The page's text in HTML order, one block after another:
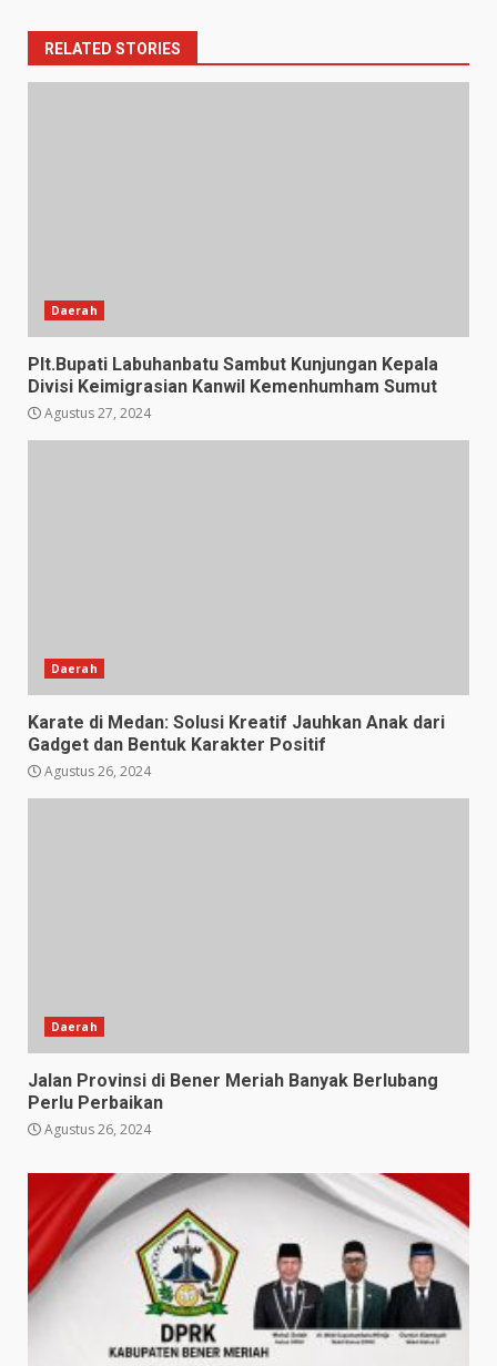
RELATED STORIES
Daerah
Plt.Bupati Labuhanbatu Sambut Kunjungan Kepala
Divisi Keimigrasian Kanwil Kemenhumham Sumut
Agustus 27, 2024
Daerah
Karate di Medan: Solusi Kreatif Jauhkan Anak dari
Gadget dan Bentuk Karakter Positif
Agustus 26, 2024
Daerah
Jalan Provinsi di Bener Meriah Banyak Berlubang
Perlu Perbaikan
Agustus 26, 2024